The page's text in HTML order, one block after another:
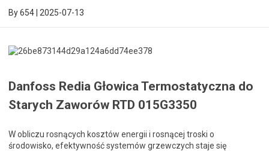
By654 2025-07-13
Danfoss Redia Głowica Termostatyczna do
Starych Zaworów RTD 015G3350
W obliczu rosnących kosztów energii i rosnącej troski o
środowisko, efektywność systemów grzewczych staje się